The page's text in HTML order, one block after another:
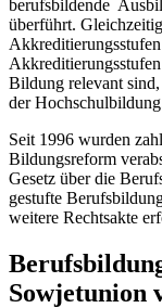
berufsbildende
überführt.
Bildung relevant
der
Seit 1996 wurden
Bildungsreform
Gesetz über die
gestufte
weitere Rechtsakte
Sowjetunion